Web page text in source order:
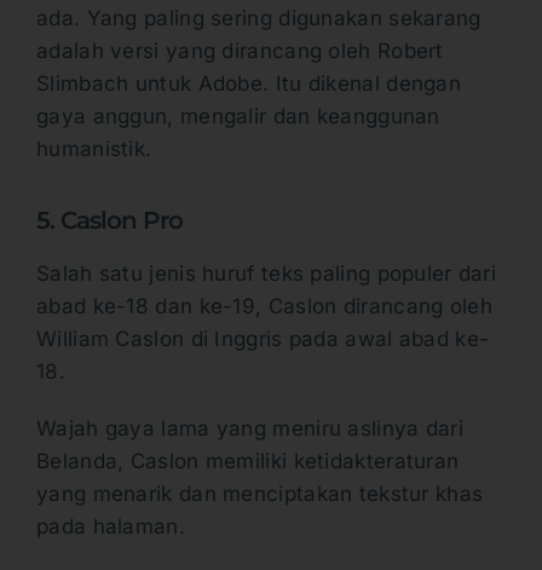
ada. Yang paling sering digunakan sekarang
adalah versi yang dirancang oleh Robert
Slimbach untuk Adobe. Itu dikenal dengan
gaya anggun, mengalir dan keanggunan
humanistik.
5. Caslon Pro
Salah satu jenis huruf teks paling populer dari
abad ke-18 dan ke-19, Caslon dirancang oleh
William Caslon di Inggris pada awal abad ke-
18.
Wajah gaya lama yang meniru aslinya dari
Belanda, Caslon memiliki ketidakteraturan
yang menarik dan menciptakan tekstur khas
pada halaman.